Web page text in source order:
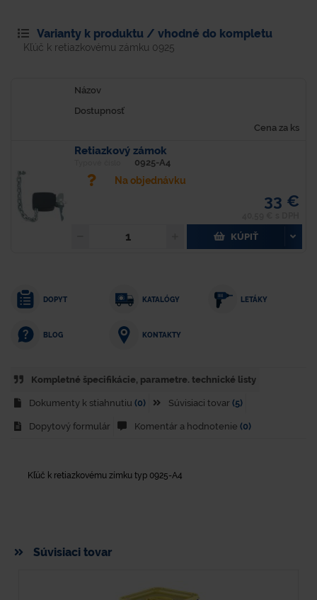
Varianty k produktu / vhodné do kompletu
Kľúč k retiazkovému zámku 0925
Názov
Dostupnosť
Cena za ks
Retiazkový zámok
0925-A4
Na objednávku
33 €
KÚPIŤ
DOPYT KATALÓGY LETÁKY
BLOG KONTAKTY
Kompletné špecifikácie, parametre. technické listy
Dokumenty k stiahnutiu (0) Súvisiaci tovar (5)
Dopytový formulár Komentár a hodnotenie (0)
Kľúč k retiazkovému zímku typ 0925-A4
Súvisiaci tovar